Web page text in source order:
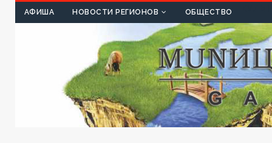
АФИША НОВОСТИ РЕГИОНОВ ОБЩЕСТВО